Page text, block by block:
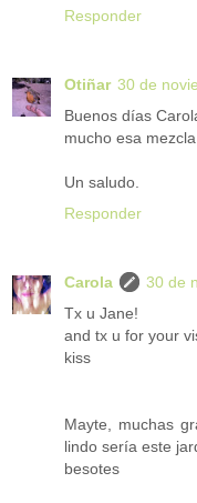
Responder
Otiñar 30 de
Buenos días
mucho esa
Un saludo.
Responder
Carola
30 de
Tx u Jane!
and tx u for your
kiss
Mayte, muchas
lindo sería este
besotes